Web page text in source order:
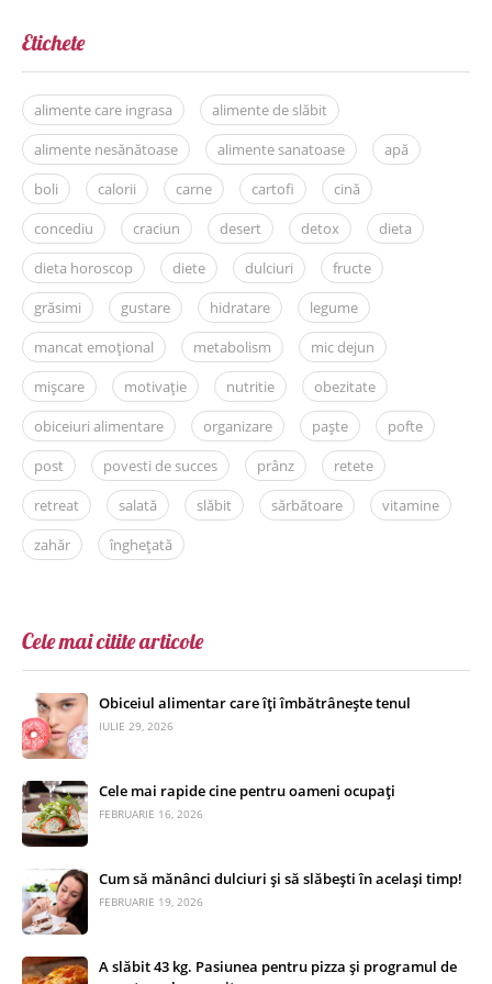
Etichete
alimente care ingrasa
alimente de slăbit
alimente nesănătoase
alimente sanatoase
apă
boli
calorii carne cartofi
cină
concediu
craciun desert detox
dieta
dieta horoscop
diete dulciuri
fructe
grăsimi
gustare hidratare
legume
mancat emoțional
metabolism
mic dejun
mișcare
motivație nutritie
obezitate
obiceiuri alimentare
organizare paște
pofte
post
povesti de succes prânz
retete
retreat
salată slăbit sărbătoare
vitamine
zahăr
înghețată
Cele mai citite articole
Obiceiul alimentar care îți îmbătrânește tenul
IULIE 29, 2026
Cele mai rapide cine pentru oameni ocupați
FEBRUARIE 16, 2026
Cum să mănânci dulciuri și să slăbești în același timp!
FEBRUARIE 19, 2026
A slăbit 43 kg. Pasiunea pentru pizza și programul de